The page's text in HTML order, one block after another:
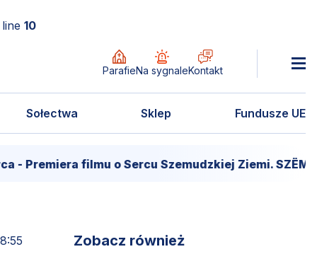
10
ParafieNa sygnaleKontakt
Sołectwa Sklep Fundusze UE
filmu o Sercu Szemudzkiej Ziemi. SZËMÔŁD –
Zobacz również